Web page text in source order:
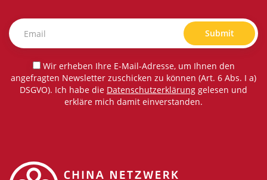
Submit
Wir erheben Ihre E-Mail-Adresse, um Ihnen den
angefragten Newsletter zuschicken zu können (Art. 6 Abs. I a)
DSGVO). Ich habe die Datenschutzerklärung gelesen und
erkläre mich damit einverstanden.